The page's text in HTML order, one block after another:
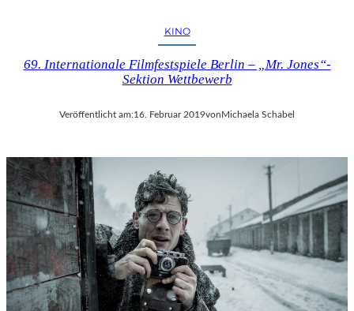
KINO
69. Internationale Filmfestspiele Berlin – „Mr. Jones“-
Sektion Wettbewerb
Veröffentlicht am:16. Februar 2019vonMichaela Schabel